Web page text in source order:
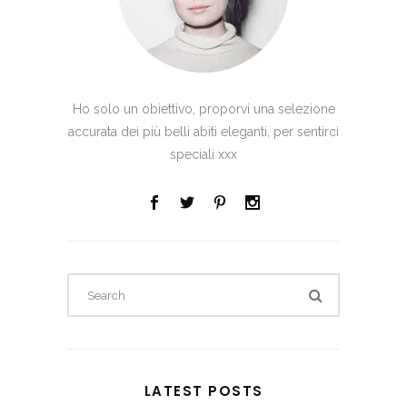
Ho solo un obiettivo, proporvi una selezione
accurata dei più belli abiti eleganti, per sentirci
speciali xxx
LATEST POSTS